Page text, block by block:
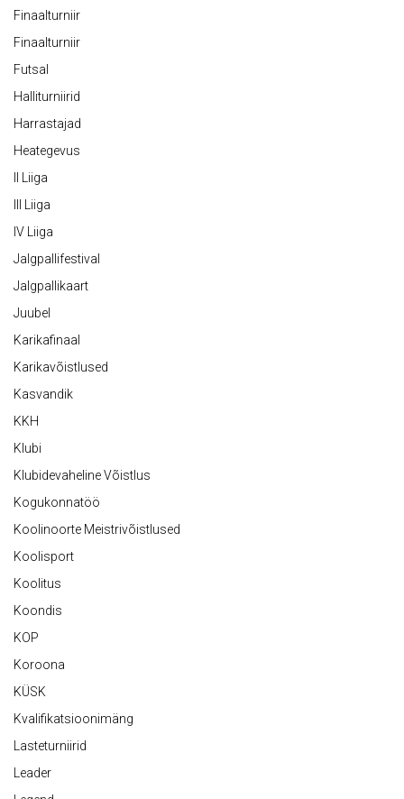
Finaalturniir
Finaalturniir
Futsal
Halliturniirid
Harrastajad
Heategevus
II Liiga
III Liiga
IV Liiga
Jalgpallifestival
Jalgpallikaart
Juubel
Karikafinaal
Karikavõistlused
Kasvandik
KKH
Klubi
Klubidevaheline Võistlus
Kogukonnatöö
Koolinoorte Meistrivõistlused
Koolisport
Koolitus
Koondis
KOP
Koroona
KÜSK
Kvalifikatsioonimäng
Lasteturniirid
Leader